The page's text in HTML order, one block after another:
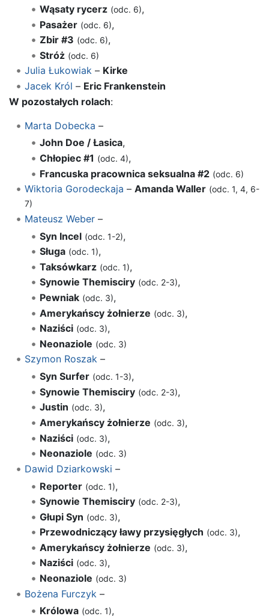
Wąsaty rycerz (odc. 6),
Pasażer (odc. 6),
Zbir #3 (odc. 6),
Stróż (odc. 6)
Julia Łukowiak– Kirke
Jacek Król – Eric Frankenstein
W pozostałych rolach:
Marta Dobecka –
John Doe / Łasica,
Chłopiec #1 (odc. 4),
Francuska pracownica seksualna #2 (odc. 6)
Wiktoria Gorodeckaja – Amanda Waller (odc. 1, 4, 6-
7)
Mateusz Weber–
Syn Incel (odc. 1-2),
Sługa (odc. 1),
Taksówkarz (odc. 1),
Synowie Themisciry (odc. 2-3),
Pewniak (odc. 3),
Amerykańscy żołnierze (odc. 3),
Naziści (odc. 3),
Neonaziole (odc. 3)
Szymon Roszak–
Syn Surfer (odc. 1-3),
Synowie Themisciry (odc. 2-3),
Justin (odc. 3),
Amerykańscy żołnierze (odc. 3),
Naziści (odc. 3),
Neonaziole (odc. 3)
Dawid Dziarkowski –
Reporter (odc. 1),
Synowie Themisciry (odc. 2-3),
Głupi Syn (odc. 3),
Przewodniczący ławy przysięgłych (odc. 3),
Amerykańscy żołnierze (odc. 3),
Naziści (odc. 3),
Neonaziole (odc. 3)
Bożena Furczyk –
Królowa (odc. 1),